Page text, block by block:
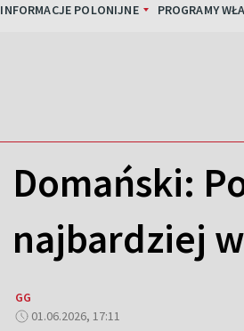
INFORMACJE POLONIJNE PROGRAMY
Domański:
najbardziej
GG
01.06.2026, 17:11